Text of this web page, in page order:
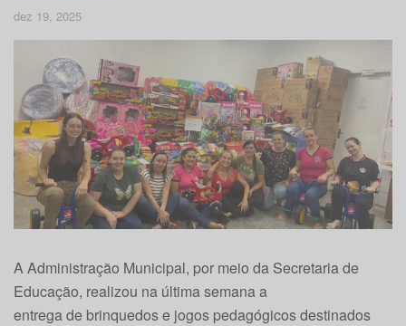
dez 19, 2025
A Administração Municipal, por meio da Secretaria de
Educação, realizou na última semana a
entrega de brinquedos e jogos pedagógicos destinados